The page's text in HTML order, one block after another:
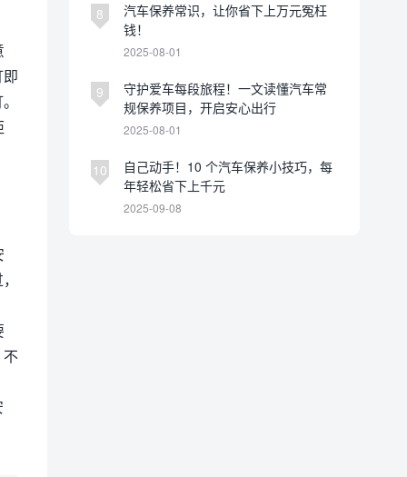
不
8
汽车保养常识，让你省下上万元冤枉
钱！
2025-08-01
9
守护爱车每段旅程！一文读懂汽车常
规保养项目，开启安心出行
2025-08-01
10
自己动手！10 个汽车保养小技巧，每
年轻松省下上千元
2025-09-08